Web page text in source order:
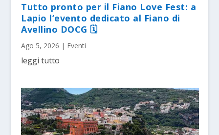
Tutto pronto per il Fiano Love Fest: a
Lapio l’evento dedicato al Fiano di
Avellino DOCG 🗓
Ago 5, 2026 | Eventi
leggi tutto